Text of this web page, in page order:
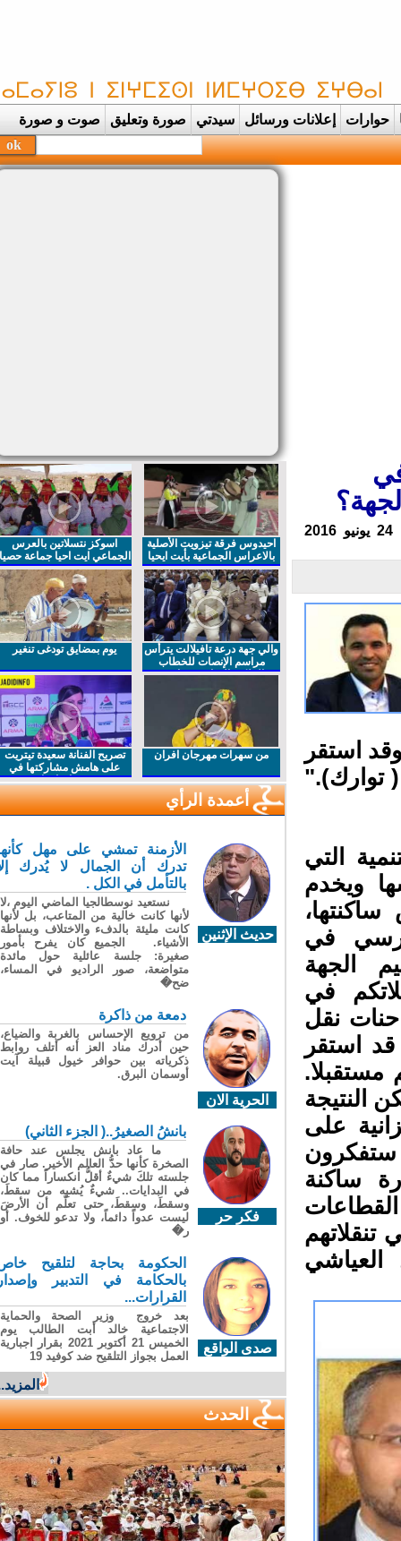
حوارات إعلانات ورسائل سيدتي صورة وتعليق صوت و صورة
استقر
التي
ويخدم
في
الجهة
في
نقل
استقر
النتيجة
على
ساكنة
احيدوس فرقة تيزويت الأصلية
بالاعراس الجماعية بأيت ايحيا
اسوكز نتسلاتين بالعرس
الجماعي ايت احيا جماعة حصيا
والي جهة درعة تافيلالت يترأس
مراسم الإنصات للخطاب
الملكي السامي بمناسبة
يوم بمضايق تودغى تنغير
من سهرات مهرجان افران
تصريح الفنانة سعيدة تيتريت
على هامش مشاركتها في
مهرجان افران
أعمدة الرأي
حديث الإثنين
الأزمنة تمشي على مهل كأنها
تدرك أن الجمال لا يُدرك إلا
بالتأمل في الكل .
نستعيد نوسطالجيا الماضي اليوم ،لا
لأنها كانت خالية من المتاعب، بل لأنها
كانت مليئة بالدفء والاختلاف وبساطة
الأشياء. الجميع كان يفرح بأمور
صغيرة: جلسة عائلية حول مائدة
متواضعة، صور الراديو في المساء،
ضح�
الحرية الان
دمعة من ذاكرة
من ترويع الإحساس بالغربة والضياع،
حين أدرك مناد العز أنه أتلف روابط
ذكرياته بين حوافر خيول قبيلة آيت
أوسمان البرق.
فكر حر
بانشُ الصغيرُ..( الجزء الثاني)
ما عاد بانش يجلس عند حافة
الصخرة كأنها حدُّ العالم الأخير. صار في
جلسته تلكَ شيءٌ أقلُّ انكساراً مما كان
في البدايات.. شيءٌ يُشبِه من سقطَ،
وسقطَ، وسقطَ، حتى تعلّم أن الأرضَ
ليست عدواً دائماً، ولا تدعو للخوف. أو
ر�
صدى الواقع
الحكومة بحاجة لتلقيح خاص
بالحكامة في التدبير وإصدار
القرارات...
بعد خروج وزير الصحة والحماية
الاجتماعية خالد أبت الطالب يوم
الخميس 21 أكتوبر 2021 بقرار اجبارية
العمل بجواز التلقيح ضد كوفيد 19
المزيد...
الحدث